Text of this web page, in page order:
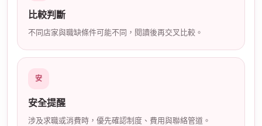
比較判斷
不同店家與職缺條件可能不同，閱讀後再交叉比較。
安
安全提醒
涉及求職或消費時，優先確認制度、費用與聯絡管道。